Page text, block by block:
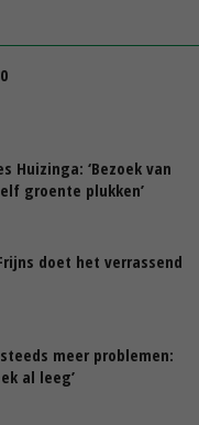
Huizinga: ‘Bezoek van
groente plukken’
doet het verrassend
meer problemen:
al leeg’